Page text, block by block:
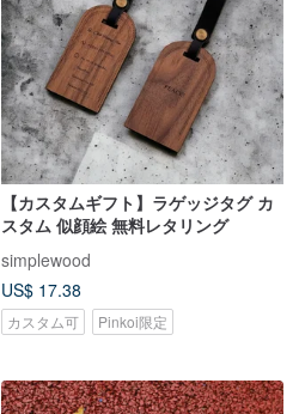
【カスタムギフト】ラゲッジタグ カ
スタム 似顔絵 無料レタリング
simplewood
US$ 17.38
カスタム可 Pinkoi限定